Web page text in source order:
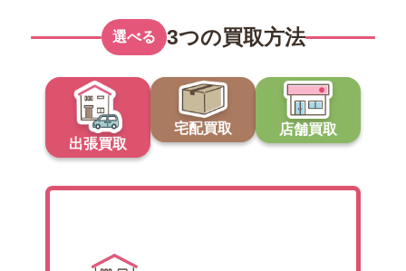
選べる 3つの買取方法
出張買取
宅配買取 店舗買取